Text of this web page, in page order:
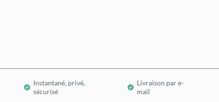
Instantané, privé,
sécurisé
Livraison par e-
mail